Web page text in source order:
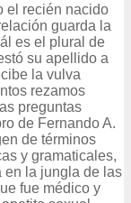
el recién nacido
guarda la
es el plural de
su apellido a
la vulva
rezamos
preguntas
de Fernando A.
de términos
y gramaticales,
en la jungla de las
fue médico y